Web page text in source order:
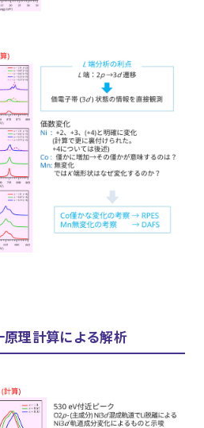
理計算による解析